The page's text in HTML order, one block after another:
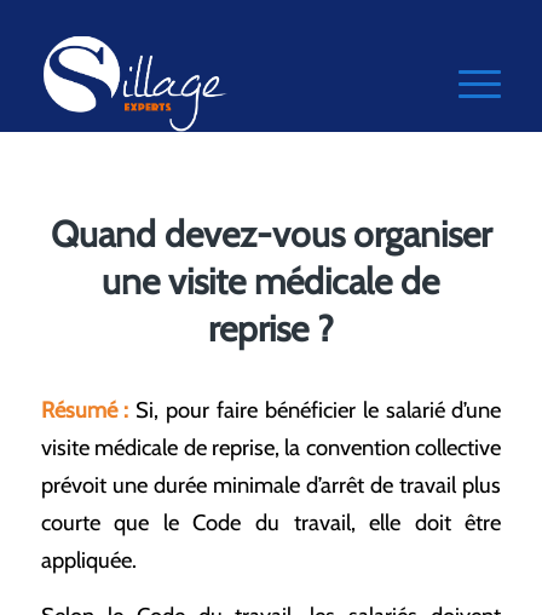
Quand devez-vous organiser
une visite médicale de
reprise ?
Résumé : Si, pour faire bénéficier le salarié d’une
visite médicale de reprise, la convention collective
prévoit une durée minimale d’arrêt de travail plus
courte que le Code du travail, elle doit être
appliquée.